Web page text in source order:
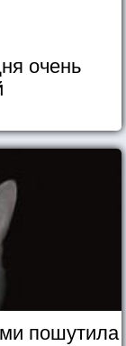
очень
пошутила